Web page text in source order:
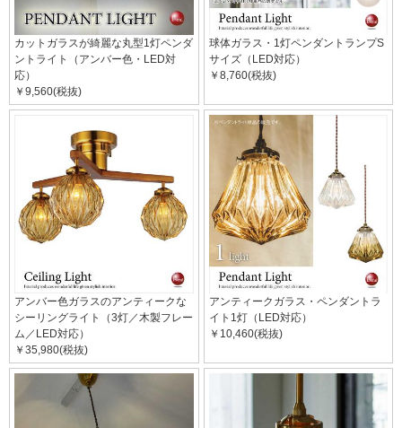
カットガラスが綺麗な丸型1灯ペンダ
ントライト（アンバー色・LED対
応）
￥9,560(税抜)
球体ガラス・1灯ペンダントランプS
サイズ（LED対応）
￥8,760(税抜)
アンバー色ガラスのアンティークな
シーリングライト（3灯／木製フレー
ム／LED対応）
￥35,980(税抜)
アンティークガラス・ペンダントラ
イト1灯（LED対応）
￥10,460(税抜)